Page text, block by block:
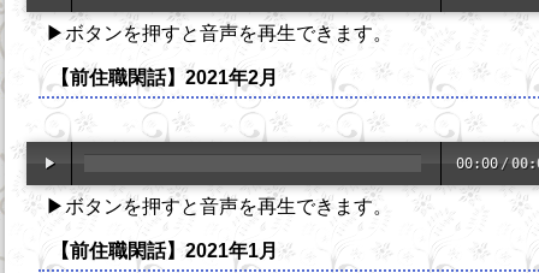
▶ボタンを押すと音声を再生できます。
【前住職閑話】2021年2月
00:00 /
▶ボタンを押すと音声を再生できます。
【前住職閑話】2021年1月